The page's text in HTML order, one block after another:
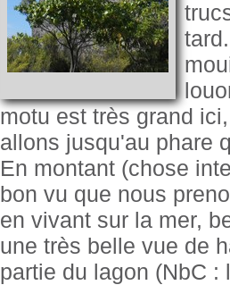
motu est très grand
allons jusqu'au phare
En montant (chose
bon vu que nous
en vivant sur la mer,
une très belle vue de
partie du lagon (NbC